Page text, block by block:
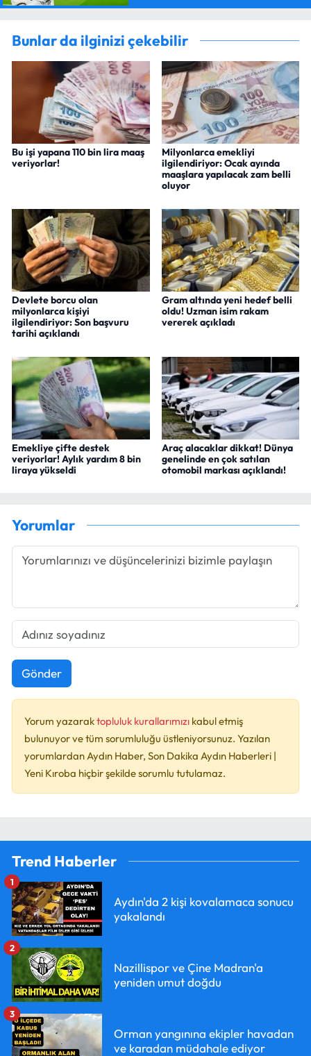
Bunlar da ilginizi çekebilir
Bu işi yapana 110 bin lira maaş
veriyorlar!
Milyonlarca emekliyi
ilgilendiriyor: Ocak ayında
maaşlara yapılacak zam belli
oluyor
Devlete borcu olan
milyonlarca kişiyi
ilgilendiriyor: Son başvuru
tarihi açıklandı
Gram altında yeni hedef belli
oldu! Uzman isim rakam
vererek açıkladı
Emekliye çifte destek
veriyorlar! Aylık yardım 8 bin
liraya yükseldi
Araç alacaklar dikkat! Dünya
genelinde en çok satılan
otomobil markası açıklandı!
Yorumlar
Gönder
Yorum yazaraktopluluk kurallarımızı kabul etmiş
bulunuyor ve tüm sorumluluğu üstleniyorsunuz. Yazılan
yorumlardan Aydın Haber, Son Dakika Aydın Haberleri |
Yeni Kıroba hiçbir şekilde sorumlu tutulamaz.
Trend Haberler
Aydın'da 2 kişi kovalamaca sonucu
yakalandı
1
Nazillispor ve Çine Madran'a
yeniden umut doğdu
2
Orman yangınına ekipler havadan
ve karadan müdahale ediyor
3